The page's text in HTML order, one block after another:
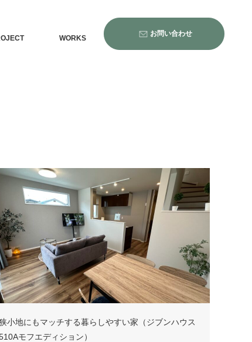
WORKS
お問い合わせ
小地にもマッチする暮らしやすい家（ジブンハウス
モフエディション）